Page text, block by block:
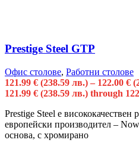
Prestige Steel GTP
Офис столове, Работни столове
121.99 € (238.59 лв.) – 122.00 €
121.99 € (238.59 лв.) through
Prestige Steel е висококачествен
европейски производител –
основа, с хромирано